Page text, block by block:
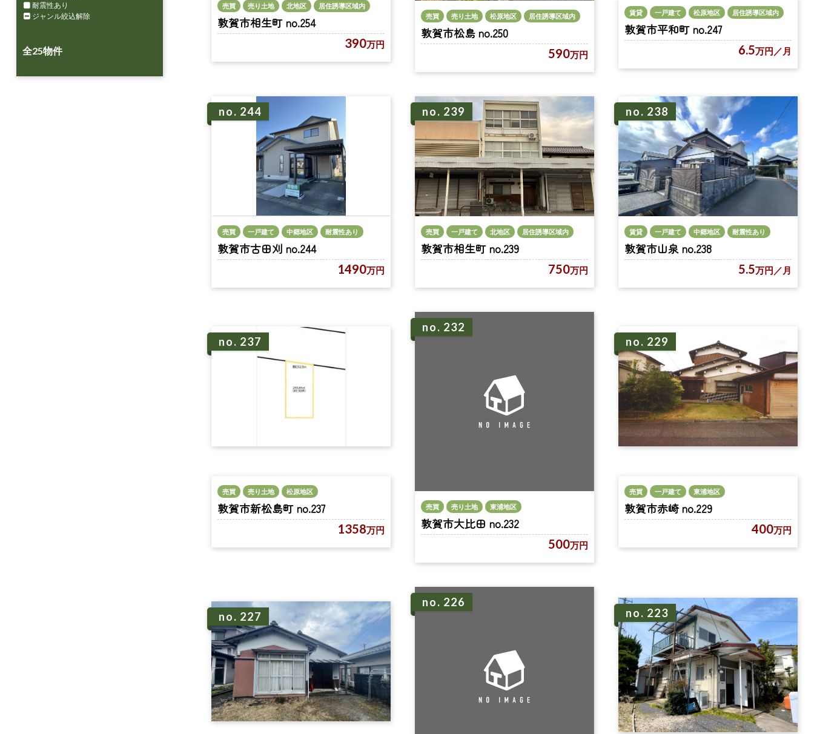
耐震性あり
ジャンル絞込解除
全25物件
売買 売り土地 北地区 居住誘導区域内
敦賀市相生町 no.254
390万円
売買 売り土地 松原地区 居住誘導区域内
敦賀市松島 no.250
590万円
賃貸 一戸建て 松原地区 居住誘導区域内
敦賀市平和町 no.247
6.5万円 ／月
no. 244
売買 一戸建て 中郷地区 耐震性あり
敦賀市古田刈 no.244
1490万円
no. 239
売買 一戸建て 北地区 居住誘導区域内
敦賀市相生町 no.239
750万円
no. 238
賃貸 一戸建て 中郷地区 耐震性あり
敦賀市山泉 no.238
5.5万円 ／月
no. 237
売買 売り土地 松原地区
敦賀市新松島町 no.237
1358万円
no. 232
売買 売り土地 東浦地区
敦賀市大比田 no.232
500万円
no. 229
売買 一戸建て 東浦地区
敦賀市赤崎 no.229
400万円
no. 227
no. 226
no. 223